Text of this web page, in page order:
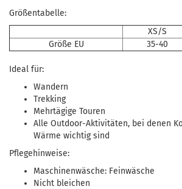
Größentabelle:
XS/S
Größe EU
35-40
Ideal für:
Wandern
Trekking
Mehrtägige Touren
Alle Outdoor-Aktivitäten, bei denen
Wärme wichtig sind
Pflegehinweise:
Maschinenwäsche: Feinwäsche
Nicht bleichen